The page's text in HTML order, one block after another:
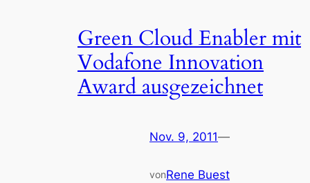
Green Cloud Enabler mit
Vodafone Innovation
Award ausgezeichnet
Nov. 9, 2011—
vonRene Buest